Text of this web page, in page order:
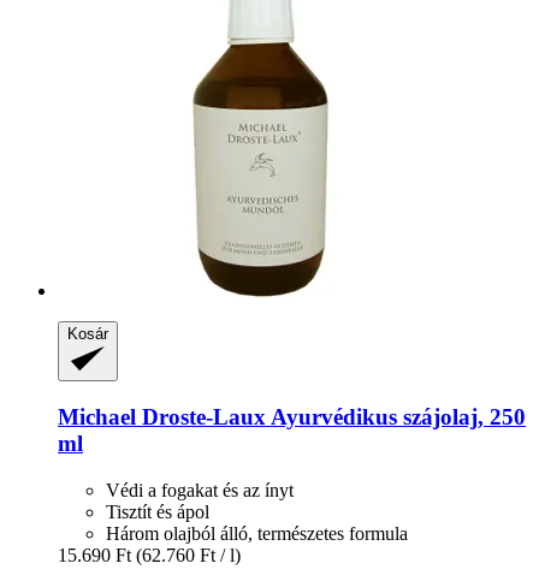
Kosár
Michael Droste-Laux Ayurvédikus szájolaj, 250
ml
Védi a fogakat és az ínyt
Tisztít és ápol
Három olajból álló, természetes formula
15.690 Ft (62.760 Ft / l)